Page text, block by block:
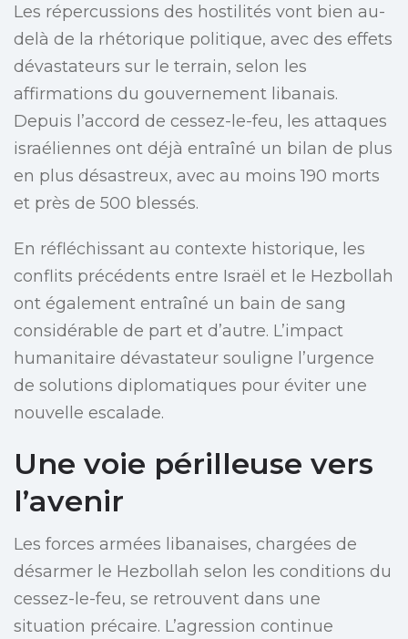
Les répercussions des hostilités vont bien au-
delà de la rhétorique politique, avec des effets
dévastateurs sur le terrain, selon les
affirmations du gouvernement libanais.
Depuis l’accord de cessez-le-feu, les attaques
israéliennes ont déjà entraîné un bilan de plus
en plus désastreux, avec au moins 190 morts
et près de 500 blessés.
En réfléchissant au contexte historique, les
conflits précédents entre Israël et le Hezbollah
ont également entraîné un bain de sang
considérable de part et d’autre. L’impact
humanitaire dévastateur souligne l’urgence
de solutions diplomatiques pour éviter une
nouvelle escalade.
Une voie périlleuse vers
l’avenir
Les forces armées libanaises, chargées de
désarmer le Hezbollah selon les conditions du
cessez-le-feu, se retrouvent dans une
situation précaire. L’agression continue